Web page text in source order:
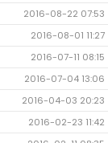
2016-08-22 07:53
2016-08-01 11:27
2016-07-11 08:15
2016-07-04 13:06
2016-04-03 20:23
2016-02-23 11:42